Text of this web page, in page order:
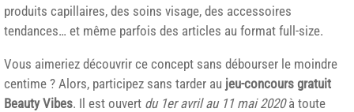
produits capillaires, des soins visage, des accessoires
tendances… et même parfois des articles au format full-size.
Vous aimeriez découvrir ce concept sans débourser le moindre
centime ? Alors, participez sans tarder au jeu-concours gratuit
Beauty Vibes. Il est ouvert du 1er avril au 11 mai 2020à toute